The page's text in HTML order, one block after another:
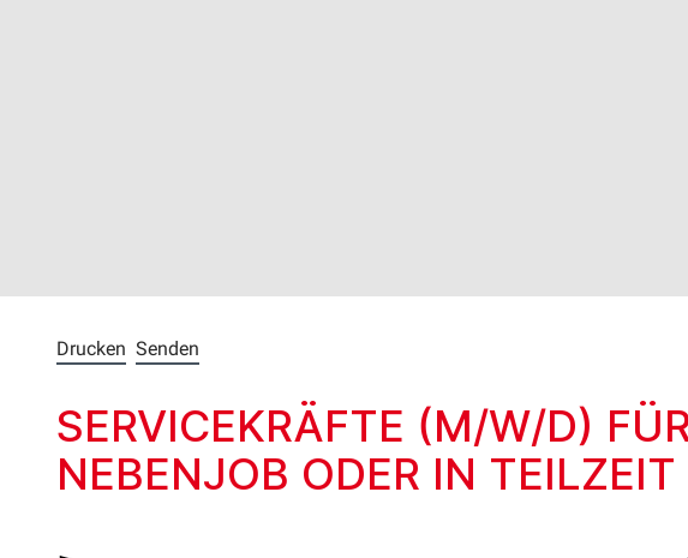
Drucken Senden
SERVICEKRÄFTE (M/W/D)
NEBENJOB ODER IN